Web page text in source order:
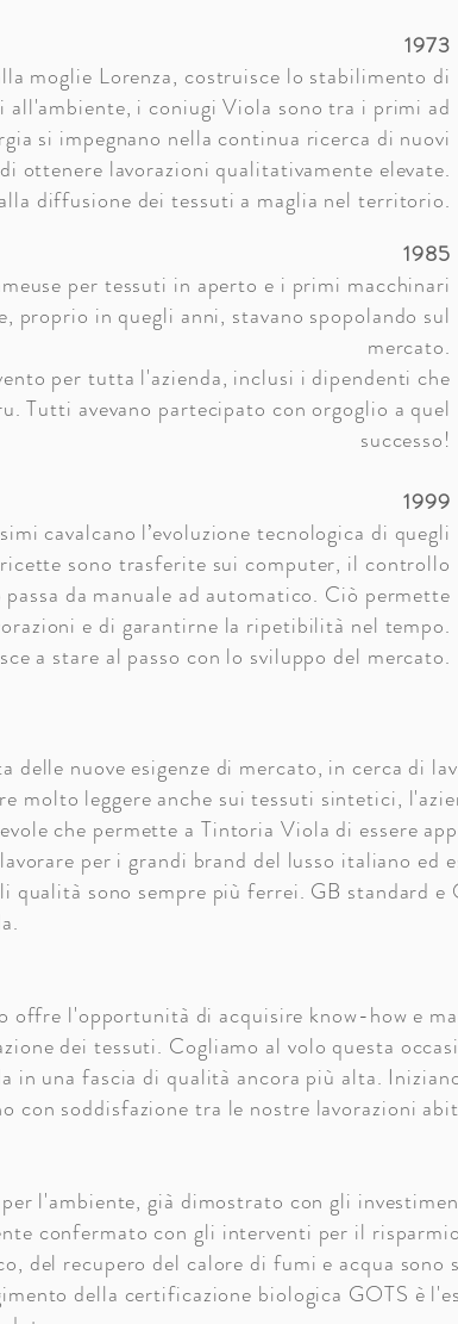
1973
moglie Lorenza, costruisce lo stabilimento di
all'ambiente, i coniugi Viola sono tra i primi ad
si impegnano nella continua ricerca di nuovi
ottenere lavorazioni qualitativamente elevate.
diffusione dei tessuti a maglia nel territorio.
1985
per tessuti in aperto e i primi macchinari
in quegli anni, stavano spopolando sul
mercato.
per tutta l'azienda, inclusi i dipendenti che
Tutti avevano partecipato con orgoglio a quel
successo!
1999
cavalcano l’evoluzione tecnologica di quegli
sono trasferite sui computer, il controllo
da manuale ad automatico. Ciò permette
e di garantirne la ripetibilità nel tempo.
a stare al passo con lo sviluppo del mercato.
delle nuove esigenze di mercato, in cerca di
molto leggere anche sui tessuti sintetici,
che permette a Tintoria Viola di essere
per i grandi brand del lusso italiano
qualità sono sempre più ferrei. GB standard
offre l'opportunità di acquisire know-how e
dei tessuti. Cogliamo al volo questa
in una fascia di qualità ancora più alta.
con soddisfazione tra le nostre lavorazioni
l'ambiente, già dimostrato con gli
confermato con gli interventi per il
del recupero del calore di fumi e acqua sono
della certificazione biologica GOTS è